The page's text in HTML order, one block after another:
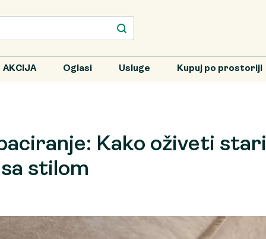
AKCIJA Oglasi Usluge Kupuj po prostoriji
Kako oživeti stari
stilom